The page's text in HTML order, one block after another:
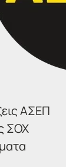
ΑΣΕΠ
ΣΟΧ